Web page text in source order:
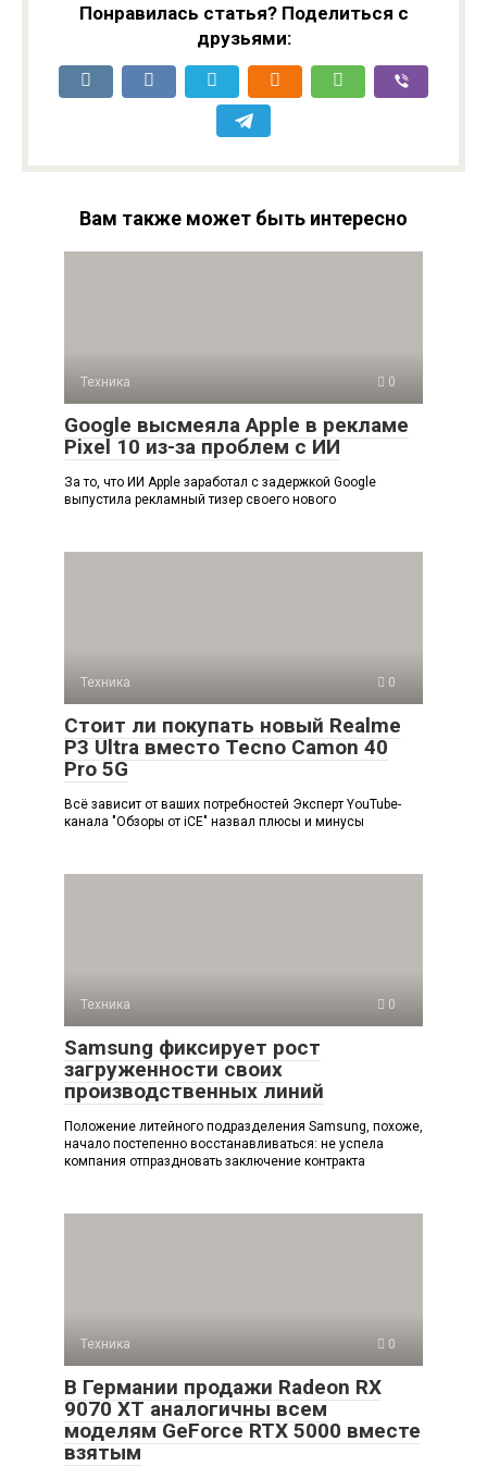
Понравилась статья? Поделиться с
друзьями:
Вам также может быть интересно
Техника 0
Google высмеяла Apple в рекламе
Pixel 10 из-за проблем с ИИ
За то, что ИИ Apple заработал с задержкой Google
выпустила рекламный тизер своего нового
Техника 0
Стоит ли покупать новый Realme
P3 Ultra вместо Tecno Camon 40
Pro 5G
Всё зависит от ваших потребностей Эксперт YouTube-
канала "Обзоры от iCE" назвал плюсы и минусы
Техника 0
Samsung фиксирует рост
загруженности своих
производственных линий
Положение литейного подразделения Samsung, похоже,
начало постепенно восстанавливаться: не успела
компания отпраздновать заключение контракта
Техника 0
В Германии продажи Radeon RX
9070 XT аналогичны всем
моделям GeForce RTX 5000 вместе
взятым